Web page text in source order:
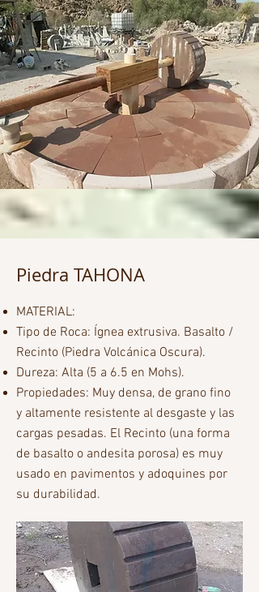
Piedra TAHONA
MATERIAL:
Tipo de Roca: Ígnea extrusiva. Basalto /
Recinto (Piedra Volcánica Oscura).
​Dureza: Alta (5 a 6.5 en Mohs).
​Propiedades: Muy densa, de grano fino
y altamente resistente al desgaste y las
cargas pesadas. El Recinto (una forma
de basalto o andesita porosa) es muy
usado en pavimentos y adoquines por
su durabilidad.